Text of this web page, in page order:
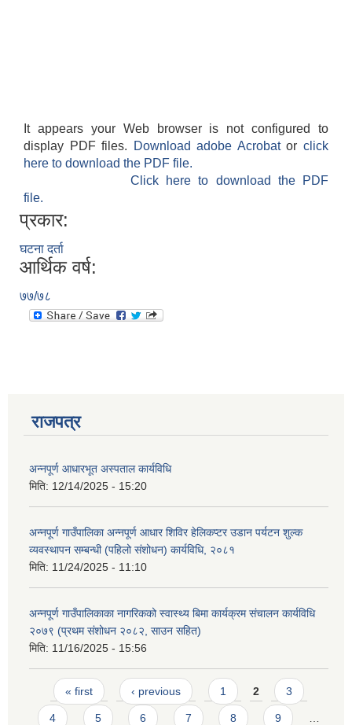
It appears your Web browser is not configured to
display PDF files.
Download adobe Acrobatorclick
here to download the PDF file.
Click here to download the PDF
file.
प्रकार:
घटना दर्ता
आर्थिक वर्ष:
७७/७८
राजपत्र
अन्नपूर्ण आधारभूत अस्पताल कार्यविधि
मिति: 12/14/2025 - 15:20
अन्नपूर्ण गाउँपालिका अन्नपूर्ण आधार शिविर हेलिकप्टर उडान पर्यटन शुल्क
व्यवस्थापन सम्बन्धी (पहिलो संशोधन) कार्यविधि, २०८१
मिति: 11/24/2025 - 11:10
अन्नपूर्ण गाउँपालिकाका नागरिकको स्वास्थ्य बिमा कार्यक्रम संचालन कार्यविधि
२०७९ (प्रथम संशोधन २०८२, साउन सहित)
मिति: 11/16/2025 - 15:56
Pages
« first ‹ previous 1 2 3
4 5 6 7 8 9